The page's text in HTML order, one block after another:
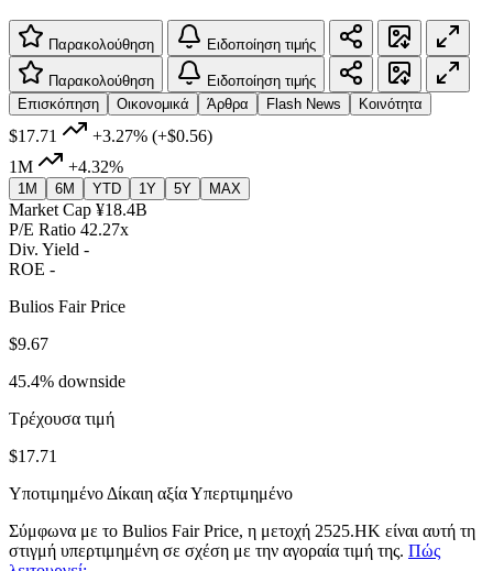
Παρακολούθηση Ειδοποίηση τιμής
Παρακολούθηση
Ειδοποίηση τιμής
Επισκόπηση
Οικονομικά Άρθρα Flash News Κοινότητα
$17.71 +3.27% (+$0.56)
1M
+4.32%
1M 6M YTD 1Y 5Y MAX
Market Cap ¥18.4B
P/E Ratio 42.27x
Div. Yield -
ROE -
Bulios Fair Price
$9.67
45.4% downside
Τρέχουσα τιμή
$17.71
Υποτιμημένο Δίκαιη αξίαΥπερτιμημένο
Σύμφωνα με το Bulios Fair Price, η μετοχή 2525.HK είναι αυτή τη
στιγμή υπερτιμημένη σε σχέση με την αγοραία τιμή της. Πώς